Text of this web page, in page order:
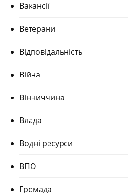
Вакансії
Ветерани
Відповідальність
Війна
Вінниччина
Влада
Водні ресурси
ВПО
Громада